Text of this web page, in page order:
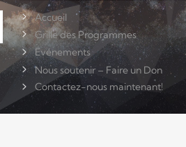
Accueil
Grille des Programmes
Événements
Nous soutenir – Faire un Don
Contactez-nous maintenant!